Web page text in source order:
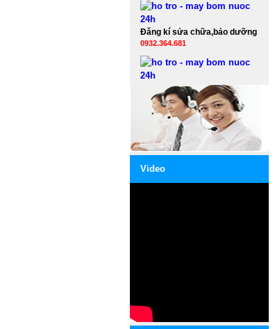
Đăng kí sửa chữa,bảo dưỡng
0932.364.681
Video